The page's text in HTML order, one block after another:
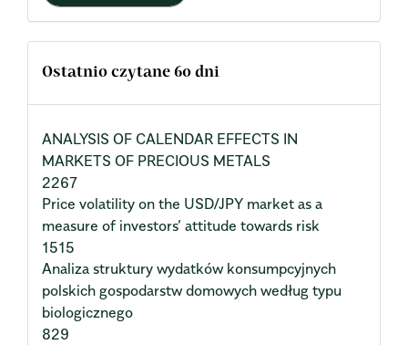
Ostatnio czytane 60 dni
ANALYSIS OF CALENDAR EFFECTS IN
MARKETS OF PRECIOUS METALS
2267
Price volatility on the USD/JPY market as a
measure of investors’ attitude towards risk
1515
Analiza struktury wydatków konsumpcyjnych
polskich gospodarstw domowych według typu
biologicznego
829